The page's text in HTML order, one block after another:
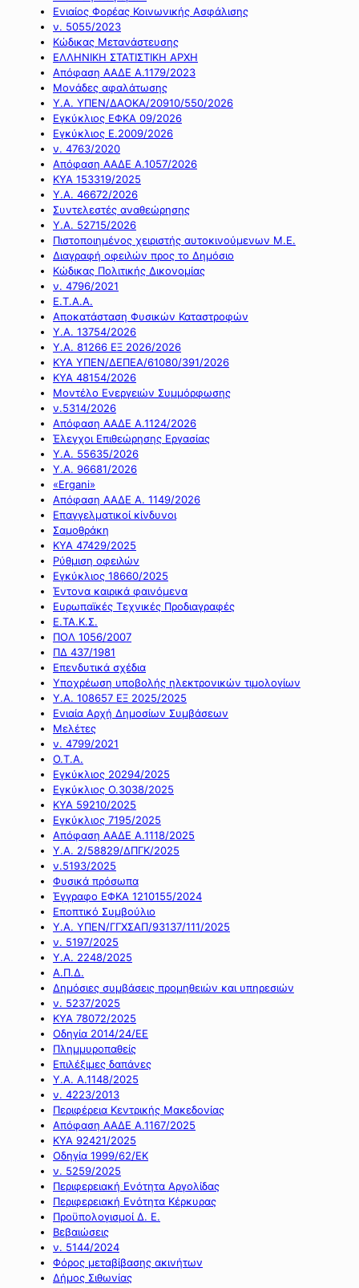
Ενιαίος Φορέας Κοινωνικής Ασφάλισης
ν. 5055/2023
Κώδικας Μετανάστευσης
ΕΛΛΗΝΙΚΗ ΣΤΑΤΙΣΤΙΚΗ ΑΡΧΗ
Απόφαση ΑΑΔΕ Α.1179/2023
Μονάδες αφαλάτωσης
Υ.Α. ΥΠΕΝ/ΔΑΟΚΑ/20910/550/2026
Εγκύκλιος ΕΦΚΑ 09/2026
Εγκύκλιος Ε.2009/2026
ν. 4763/2020
Απόφαση ΑΑΔΕ Α.1057/2026
ΚΥΑ 153319/2025
Υ.Α. 46672/2026
Συντελεστές αναθεώρησης
Υ.Α. 52715/2026
Πιστοποιημένος χειριστής αυτοκινούμενων Μ.Ε.
Διαγραφή οφειλών προς το Δημόσιο
Κώδικας Πολιτικής Δικονομίας
ν. 4796/2021
Ε.Τ.Α.Α.
Αποκατάσταση Φυσικών Καταστροφών
Υ.Α. 13754/2026
Υ.Α. 81266 ΕΞ 2026/2026
ΚΥΑ ΥΠΕΝ/ΔΕΠΕΑ/61080/391/2026
ΚΥΑ 48154/2026
Μοντέλο Ενεργειών Συμμόρφωσης
ν.5314/2026
Απόφαση ΑΑΔΕ Α.1124/2026
Έλεγχοι Επιθεώρησης Εργασίας
Υ.Α. 55635/2026
Υ.Α. 96681/2026
«Ergani»
Απόφαση ΑΑΔΕ Α. 1149/2026
Επαγγελματικοί κίνδυνοι
Σαμοθράκη
ΚΥΑ 47429/2025
Ρύθμιση οφειλών
Εγκύκλιος 18660/2025
Έντονα καιρικά φαινόμενα
Ευρωπαϊκές Τεχνικές Προδιαγραφές
Ε.ΤΑ.Κ.Σ.
ΠΟΛ 1056/2007
ΠΔ 437/1981
Επενδυτικά σχέδια
Υποχρέωση υποβολής ηλεκτρονικών τιμολογίων
Υ.Α. 108657 ΕΞ 2025/2025
Ενιαία Αρχή Δημοσίων Συμβάσεων
Μελέτες
ν. 4799/2021
Ο.Τ.Α.
Εγκύκλιος 20294/2025
Εγκύκλιος Ο.3038/2025
ΚΥΑ 59210/2025
Εγκύκλιος 7195/2025
Απόφαση ΑΑΔΕ Α.1118/2025
Υ.Α. 2/58829/ΔΠΓΚ/2025
ν.5193/2025
Φυσικά πρόσωπα
Έγγραφο ΕΦΚΑ 1210155/2024
Εποπτικό Συμβούλιο
Υ.Α. ΥΠΕΝ/ΓΓΧΣΑΠ/93137/111/2025
ν. 5197/2025
Υ.Α. 2248/2025
Α.Π.Δ.
Δημόσιες συμβάσεις προμηθειών και υπηρεσιών
ν. 5237/2025
ΚΥΑ 78072/2025
Οδηγία 2014/24/ΕΕ
Πλημμυροπαθείς
Επιλέξιμες δαπάνες
Υ.Α. Α.1148/2025
ν. 4223/2013
Περιφέρεια Κεντρικής Μακεδονίας
Απόφαση ΑΑΔΕ Α.1167/2025
ΚΥΑ 92421/2025
Οδηγία 1999/62/ΕΚ
ν. 5259/2025
Περιφερειακή Ενότητα Αργολίδας
Περιφερειακή Ενότητα Κέρκυρας
Προϋπολογισμοί Δ. Ε.
Βεβαιώσεις
ν. 5144/2024
Φόρος μεταβίβασης ακινήτων
Δήμος Σιθωνίας